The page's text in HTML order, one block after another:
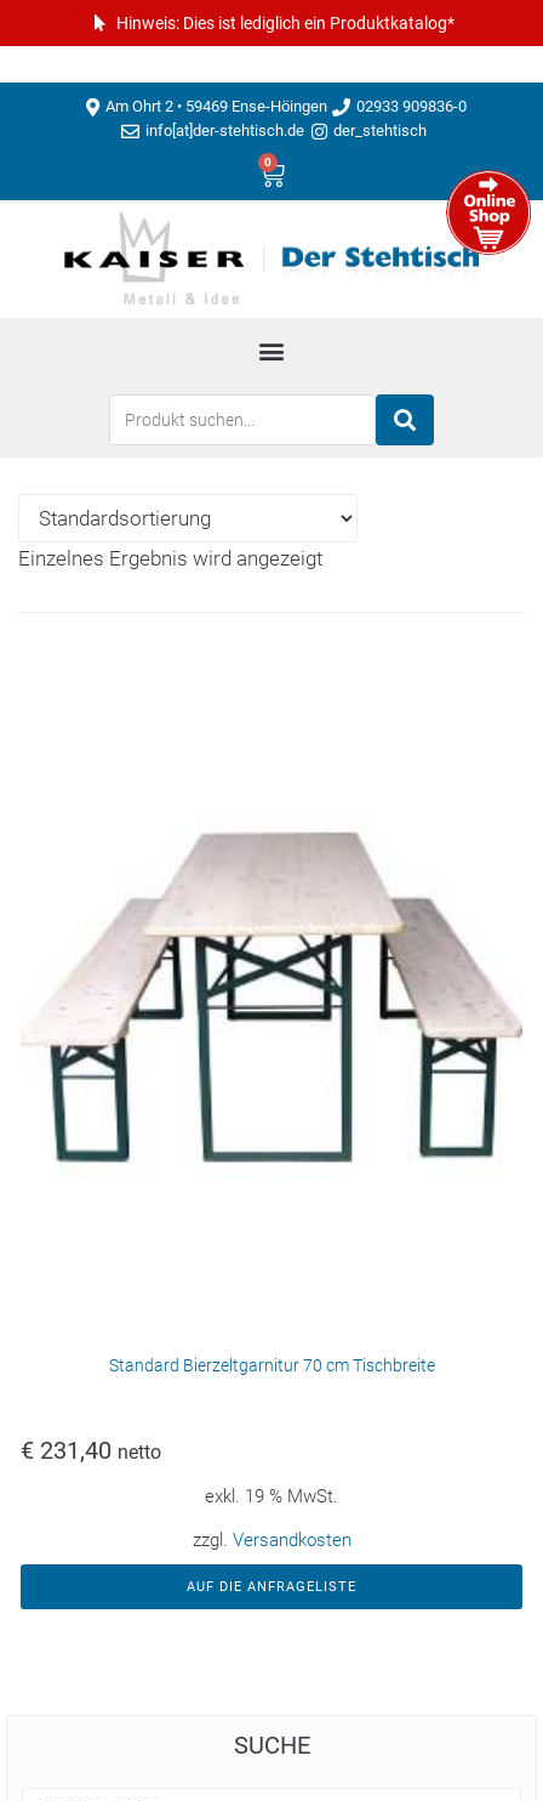
Hinweis: Dies ist lediglich ein Produktkatalog*
Am Ohrt 2 • 59469 Ense-Höingen
02933 909836-0
info[at]der-stehtisch.de
der_stehtisch
0
Einzelnes Ergebnis wird angezeigt
Standard Bierzeltgarnitur 70 cm Tischbreite
€ 231,40 netto
exkl. 19 % MwSt.
zzgl. Versandkosten
AUF DIE ANFRAGELISTE
SUCHE